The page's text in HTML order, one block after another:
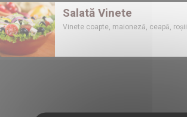
Salată Vinete
Vinete coapte, maioneză, ceapă,